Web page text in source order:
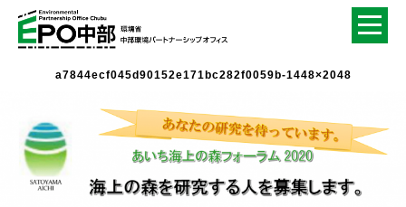
a7844ecf045d90152e171bc282f0059b-1448×2048